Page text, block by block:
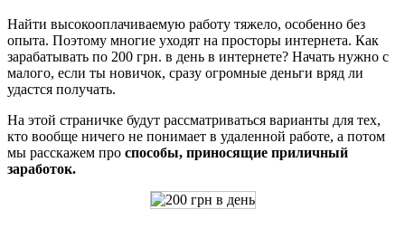
Найти высокооплачиваемую работу тяжело, особенно без
опыта. Поэтому многие уходят на просторы интернета. Как
зарабатывать по 200 грн. в день в интернете? Начать нужно с
малого, если ты новичок, сразу огромные деньги вряд ли
удастся получать.
На этой страничке будут рассматриваться варианты для тех,
кто вообще ничего не понимает в удаленной работе, а потом
мы расскажем про способы, приносящие приличный
заработок.